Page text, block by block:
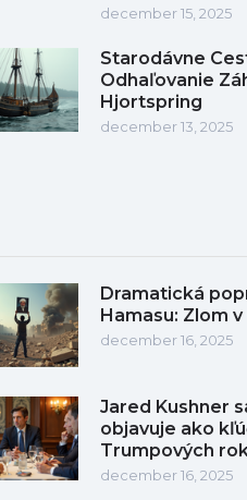
december 15, 2025
Starodávne
Odhaľovanie
Hjortspring
december 13, 2025
Dramatická
Hamasu: Zlom v
december 16, 2025
Jared Kushner
objavuje ako
Trumpových
december 16, 2025